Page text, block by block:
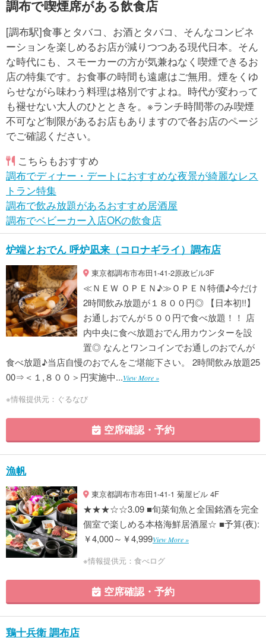
調布で喫煙席がある飲食店
[調布駅]食事とタバコ、お酒とタバコ、そんなコンビネ
ーションを楽しめるお店が減りつつある現代日本。そん
な時代にも、スモーカーの方が気兼ねなく喫煙できるお
店の特集です。お食事の時間も遠慮はご無用。煙をくゆ
らせながら味わう料理は格別ですよね。時代が変わって
も褪せない大人のひとときを。※ランチ時間帯のみ喫煙
不可など制限があるお店もありますので各お店のページ
でご確認ください。
こちらもおすすめ
調布でディナー・デートにおすすめな夜景が綺麗なレス
トラン特集
調布で飲み放題があるおすすめ居酒屋
調布でベビーカー入店OKの飲食店
炉端とおでん 呼炉凪来（コロナギライ）調布店
東京都調布市布田1-41-2原政ビル3F
≪ＮＥＷ ＯＰＥＮ♪≫ＯＰＥＮ特価♪今だけ
2時間飲み放題が１８００円◎ 【日本初!!】
お通しおでんが５００円で食べ放題！！ 店
内中央に食べ放題おでん用カウンターを設
置◎ なんとワンコインでお通しのおでんが
食べ放題♪当店自慢のおでんをご堪能下さい。 2時間飲み放題25
00⇒＜１,８００＞円実施中...View More »
※情報提供元：ぐるなび
空席確認・予約
漁帆
東京都調布市布田1-41-1 菊屋ビル 4F
★★★☆☆3.09 ■旬菜旬魚と全国銘酒を完全
個室で楽しめる本格海鮮居酒屋☆ ■予算(夜):
￥4,000～￥4,999View More »
※情報提供元：食べログ
空席確認・予約
鶏十兵衛 調布店